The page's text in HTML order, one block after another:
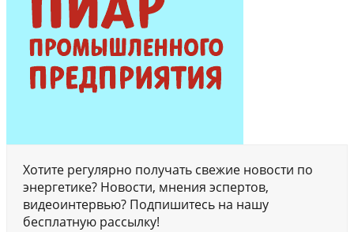
Хотите регулярно получать свежие новости по
энергетике? Новости, мнения эспертов,
видеоинтервью? Подпишитесь на нашу
бесплатную рассылку!